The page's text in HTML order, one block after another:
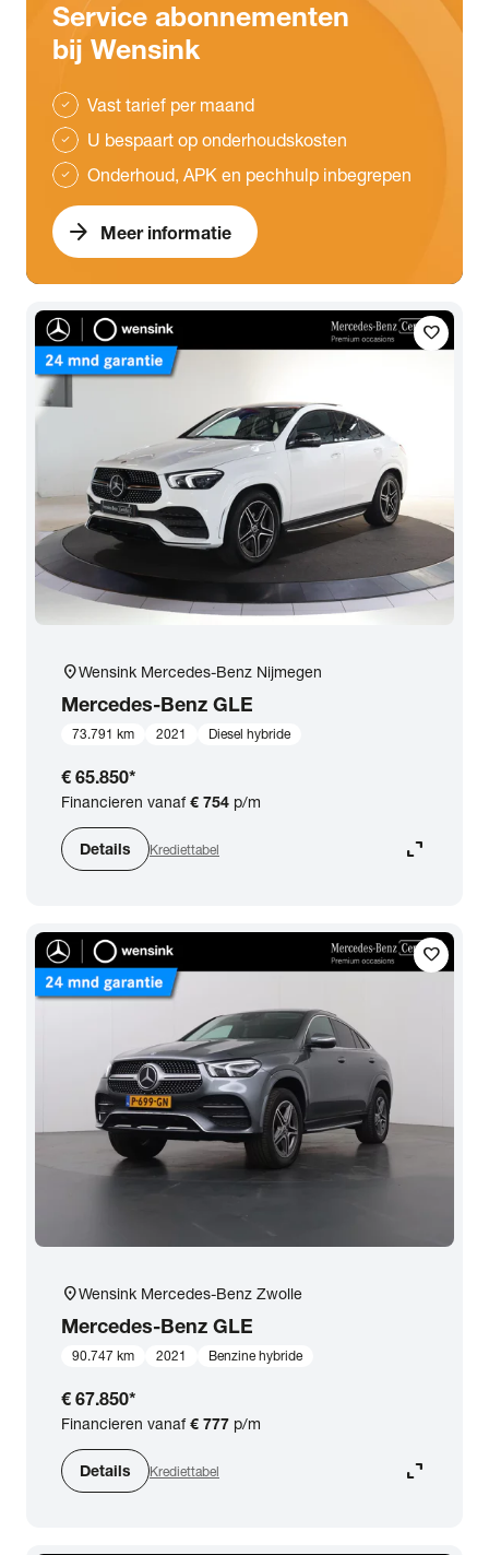
Service abonnementen
bij Wensink
check Vast tarief per maand
check U bespaart op onderhoudskosten
check Onderhoud, APK en pechhulp inbegrepen
arrow_forward Meer informatie
favorite
location_onWensink Mercedes-Benz Nijmegen
Mercedes-Benz GLE
73.791 km 2021 Diesel hybride
€ 65.850*
Financieren vanaf€ 754 p/m
Details Krediettabel expand_content
favorite
location_onWensink Mercedes-Benz Zwolle
Mercedes-Benz GLE
90.747 km 2021 Benzine hybride
€ 67.850*
Financieren vanaf€ 777 p/m
Details Krediettabel expand_content